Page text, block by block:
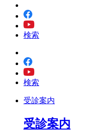
検索
検索
受診案内
受診案内